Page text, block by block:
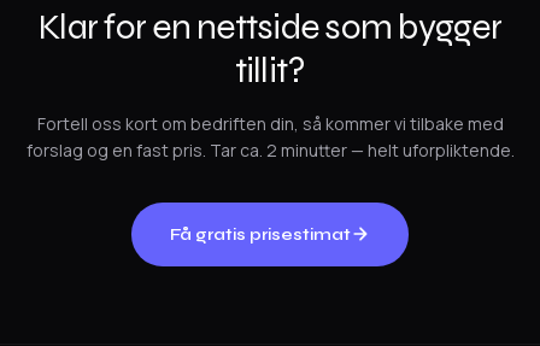
Klar for en nettside som bygger
tillit?
Fortell oss kort om bedriften din, så kommer vi tilbake med
forslag og en fast pris. Tar ca. 2 minutter — helt uforpliktende.
Få gratis prisestimat